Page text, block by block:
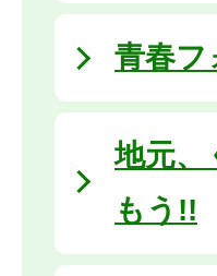
青春
地元、
もう!!